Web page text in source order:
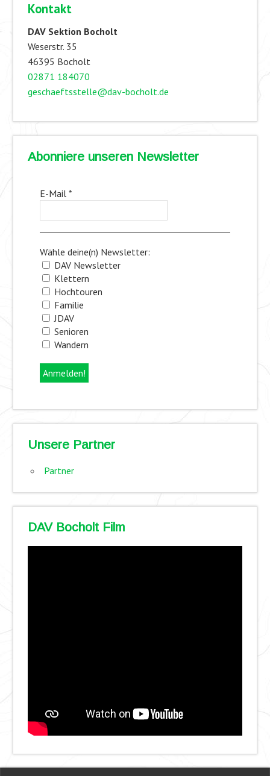
Kontakt
DAV Sektion Bocholt
Weserstr. 35
46395 Bocholt
02871 184070
geschaeftsstelle@dav-bocholt.de
Abonniere unseren Newsletter
E-Mail *
Wähle deine(n) Newsletter:
DAV Newsletter
Klettern
Hochtouren
Familie
JDAV
Senioren
Wandern
Unsere Partner
Partner
DAV Bocholt Film